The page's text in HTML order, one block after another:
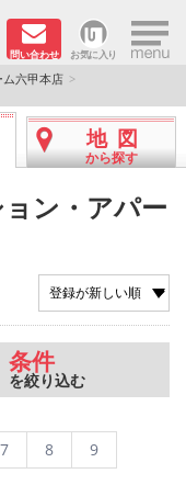
問い合わせ お気に入り ×
六甲本店
地図
から探す
ン・アパー
条件
を絞り込む
7 8
9